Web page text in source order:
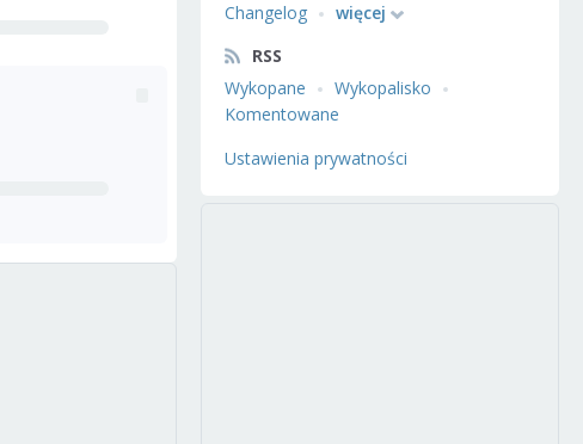
Changelog
więcej
RSS
Wykopane
Wykopalisko
Komentowane
Ustawienia prywatności